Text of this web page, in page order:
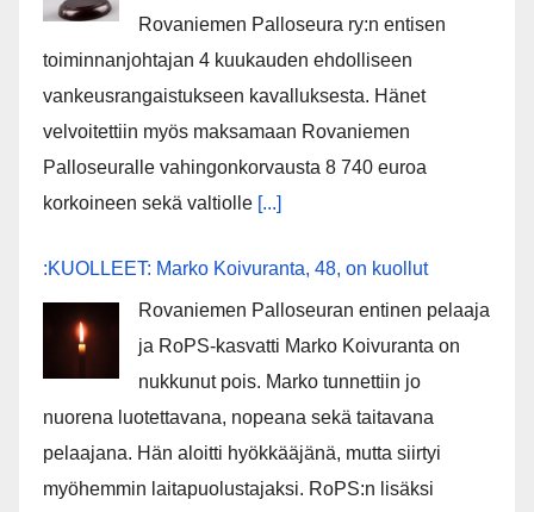
Rovaniemen Palloseura ry:n entisen
toiminnanjohtajan 4 kuukauden ehdolliseen
vankeusrangaistukseen kavalluksesta. Hänet
velvoitettiin myös maksamaan Rovaniemen
Palloseuralle vahingonkorvausta 8 740 euroa
korkoineen sekä valtiolle [...]
:KUOLLEET: Marko Koivuranta, 48, on kuollut
Rovaniemen Palloseuran entinen pelaaja
ja RoPS-kasvatti Marko Koivuranta on
nukkunut pois. Marko tunnettiin jo
nuorena luotettavana, nopeana sekä taitavana
pelaajana. Hän aloitti hyökkääjänä, mutta siirtyi
myöhemmin laitapuolustajaksi. RoPS:n lisäksi